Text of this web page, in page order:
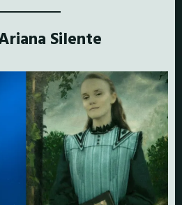
Silente